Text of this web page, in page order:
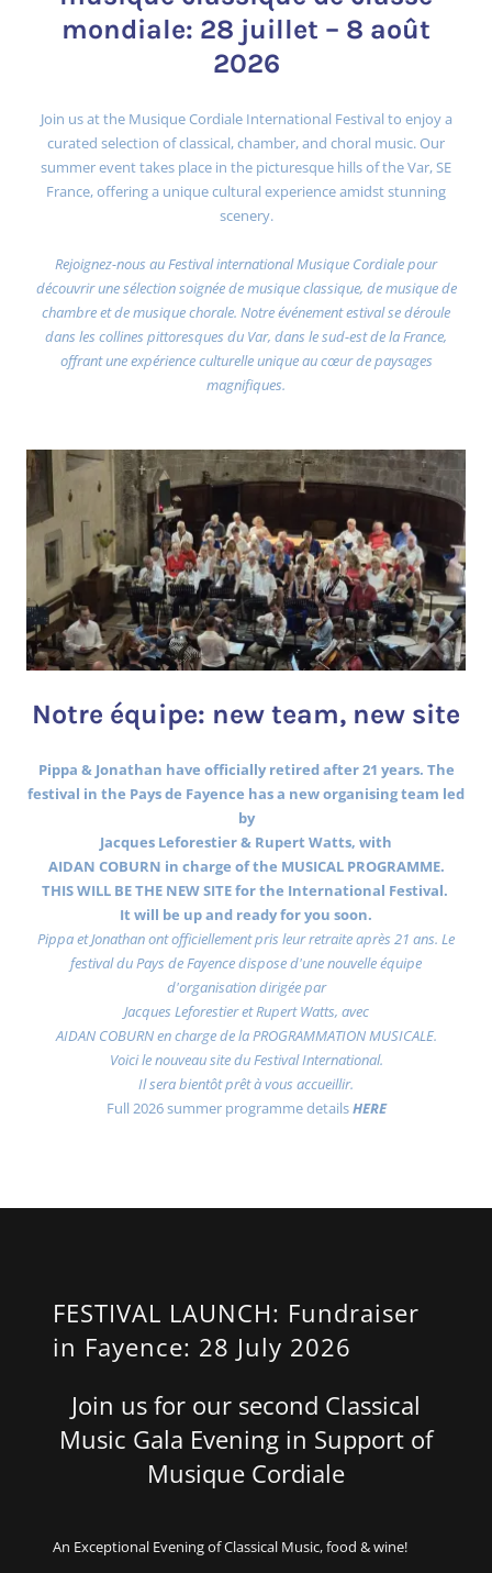
mondiale: 28 juillet – 8 août
2026
Join us at the Musique Cordiale International Festival to enjoy a
curated selection of classical, chamber, and choral music. Our
summer event takes place in the picturesque hills of the Var, SE
France, offering a unique cultural experience amidst stunning
scenery.
Rejoignez-nous au Festival international Musique Cordiale pour
découvrir une sélection soignée de musique classique, de musique de
chambre et de musique chorale. Notre événement estival se déroule
dans les collines pittoresques du Var, dans le sud-est de la France,
offrant une expérience culturelle unique au cœur de paysages
magnifiques.
Notre équipe: new team, new site
Pippa & Jonathan have officially retired after 21 years. The
festival in the Pays de Fayence has a new organising team led
by
Jacques Leforestier & Rupert Watts, with
AIDAN COBURN in charge of the MUSICAL PROGRAMME.
THIS WILL BE THE NEW SITE for the International Festival.
It will be up and ready for you soon.
Pippa et Jonathan ont officiellement pris leur retraite après 21 ans. Le
festival du Pays de Fayence dispose d'une nouvelle équipe
d'organisation dirigée par
Jacques Leforestier et Rupert Watts, avec
AIDAN COBURN en charge de la PROGRAMMATION MUSICALE.
Voici le nouveau site du Festival International.
Il sera bientôt prêt à vous accueillir.
Full 2026 summer programme detailsHERE
FESTIVAL LAUNCH: Fundraiser
in Fayence: 28 July 2026
Join us for our second Classical
Music Gala Evening in Support of
Musique Cordiale
An Exceptional Evening of Classical Music, food & wine!